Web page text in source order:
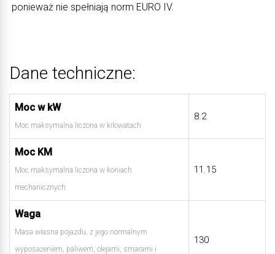
ponieważ nie spełniają norm EURO IV.
Dane techniczne:
Moc w kW
Moc maksymalna liczona w kilowatach
8.2
Moc KM
Moc maksymalna liczona w koniach
mechanicznych
11.15
Waga
Masa własna pojazdu, z jego normalnym
wyposażeniem, paliwem, olejami, smarami i
130